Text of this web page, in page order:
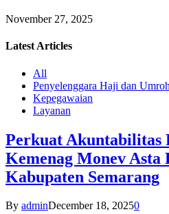
November 27, 2025
Latest Articles
All
Penyelenggara Haji dan Umroh
Kepegawaian
Layanan
Perkuat Akuntabilitas
Kemenag Monev Asta
Kabupaten Semarang
By adminDecember 18, 20250